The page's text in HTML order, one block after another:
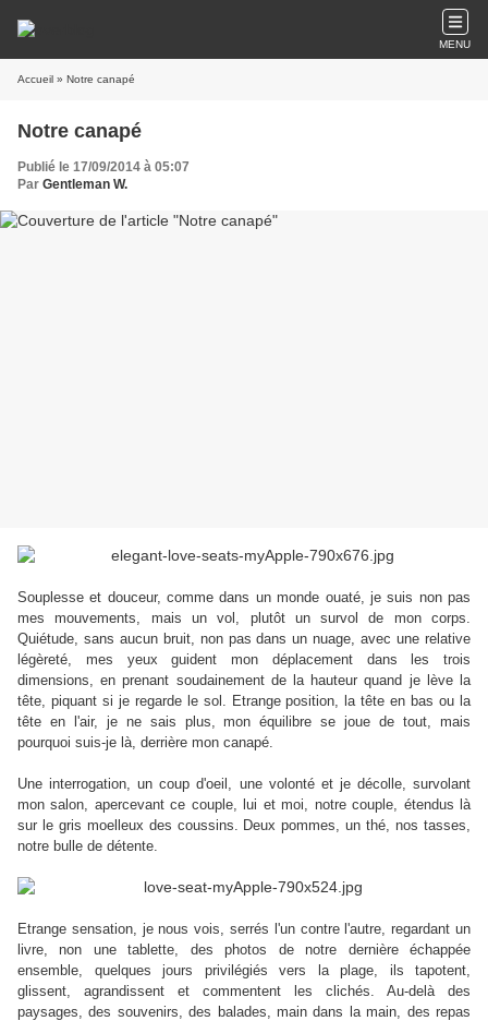
MENU
Accueil » Notre canapé
Notre canapé
Publié le 17/09/2014 à 05:07
Par Gentleman W.
Souplesse et douceur, comme dans un monde ouaté, je suis non pas
mes mouvements, mais un vol, plutôt un survol de mon corps.
Quiétude, sans aucun bruit, non pas dans un nuage, avec une relative
légèreté, mes yeux guident mon déplacement dans les trois
dimensions, en prenant soudainement de la hauteur quand je lève la
tête, piquant si je regarde le sol. Etrange position, la tête en bas ou la
tête en l'air, je ne sais plus, mon équilibre se joue de tout, mais
pourquoi suis-je là, derrière mon canapé.
Une interrogation, un coup d'oeil, une volonté et je décolle, survolant
mon salon, apercevant ce couple, lui et moi, notre couple, étendus là
sur le gris moelleux des coussins. Deux pommes, un thé, nos tasses,
notre bulle de détente.
Etrange sensation, je nous vois, serrés l'un contre l'autre, regardant un
livre, non une tablette, des photos de notre dernière échappée
ensemble, quelques jours privilégiés vers la plage, ils tapotent,
glissent, agrandissent et commentent les clichés. Au-delà des
paysages, des souvenirs, des balades, main dans la main, des repas